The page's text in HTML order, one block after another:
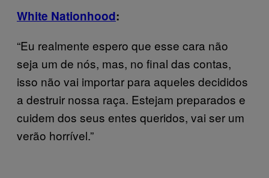
White Nationhood:
“Eu realmente espero que esse cara não
seja um de nós, mas, no final das contas,
isso não vai importar para aqueles decididos
a destruir nossa raça. Estejam preparados e
cuidem dos seus entes queridos, vai ser um
verão horrível.”